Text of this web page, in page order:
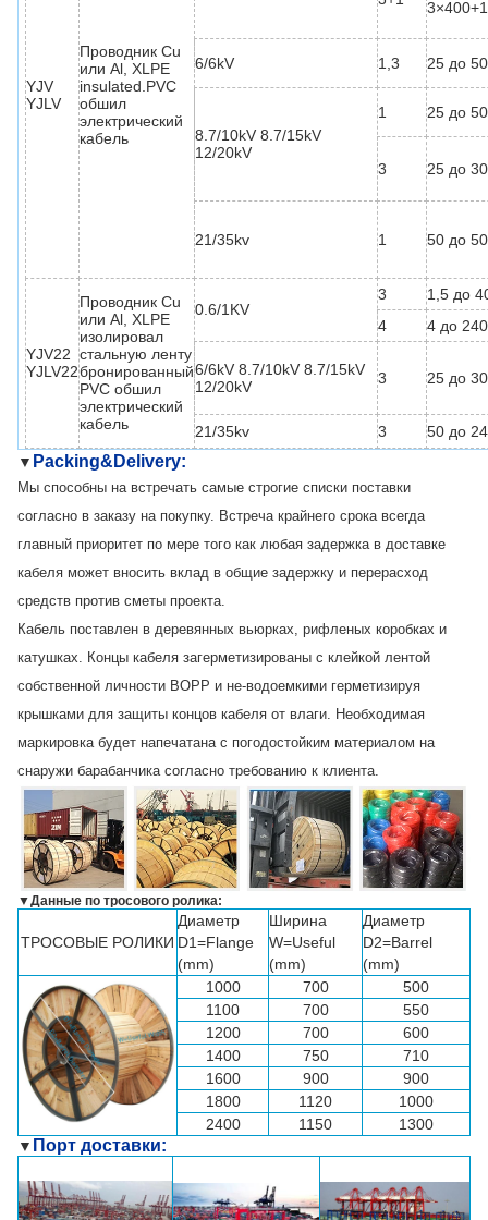
YJV
YJLV
Проводник Cu
или Al, XLPE
insulated.PVC
обшил
электрический
кабель
6/6kV 1,3 25 до
8.7/10kV 8.7/15kV
12/20kV
1 25 до
3 25 до
21/35kv 1 50 до
YJV22
YJLV22
Проводник Cu
или Al, XLPE
изолировал
стальную ленту
бронированный
PVC обшил
электрический
кабель
0.6/1KV
3
1,5 до
4
4 до 240
6/6kV 8.7/10kV 8.7/15kV
12/20kV
3 25 до
21/35kv 3
50 до
▼ Packing&Delivery:
Мы способны на встречать самые строгие списки поставки
согласно в заказу на покупку. Встреча крайнего срока всегда
главный приоритет по мере того как любая задержка в доставке
кабеля может вносить вклад в общие задержку и перерасход
средств против сметы проекта.
Кабель поставлен в деревянных вьюрках, рифленых коробках и
катушках. Концы кабеля загерметизированы с клейкой лентой
собственной личности BOPP и не-водоемкими герметизируя
крышками для защиты концов кабеля от влаги. Необходимая
маркировка будет напечатана с погодостойким материалом на
снаружи барабанчика согласно требованию к клиента.
▼Данные по тросового ролика:
ТРОСОВЫЕ РОЛИКИ
Диаметр
D1=Flange
(mm)
Ширина
W=Useful
(mm)
Диаметр
D2=Barrel
(mm)
1000
700
500
1100
700
550
1200
700
600
1400
750
710
1600
900
900
1800
1120
1000
2400
1150
1300
▼ Порт доставки: